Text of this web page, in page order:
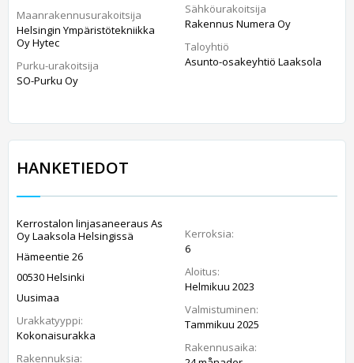
Maanrakennusurakoitsija
Helsingin Ympäristötekniikka
Oy Hytec
Purku-urakoitsija
SO-Purku Oy
Sähköurakoitsija
Rakennus Numera Oy
Taloyhtiö
Asunto-osakeyhtiö Laaksola
HANKETIEDOT
Kerrostalon linjasaneeraus As
Oy Laaksola Helsingissä
Hämeentie 26
00530 Helsinki
Uusimaa
Urakkatyyppi:
Kokonaisurakka
Rakennuksia:
Kerroksia:
6
Aloitus:
Helmikuu 2023
Valmistuminen:
Tammikuu 2025
Rakennusaika: